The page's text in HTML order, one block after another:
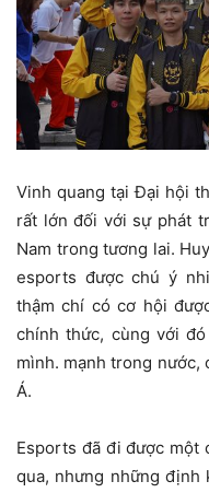
Vinh quang tại Đại hội
rất lớn đối với sự phát
Nam trong tương lai.
esports được chú ý
thậm chí có cơ hội
chính thức, cùng với
mình. mạnh trong nước,
Á.
Esports đã đi được một
qua, nhưng những định